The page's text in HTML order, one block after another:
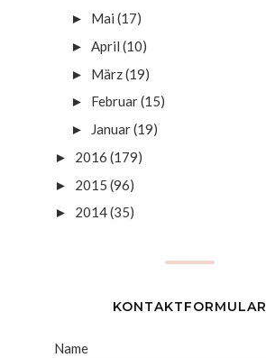
► Mai (17)
► April (10)
► März(19)
► Februar(15)
► Januar(19)
► 2016 (179)
► 2015 (96)
► 2014(35)
KONTAKTFORMULAR
Name